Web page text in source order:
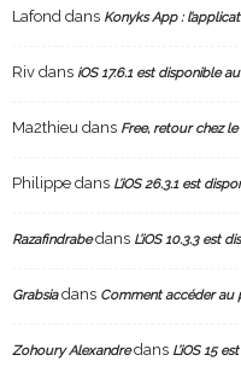
Lafond dans Konyks App :
Riv dans iOS 17.6.1 est disponible
Ma2thieu dans Free, retour chez
Philippe dans L’iOS 26.3.1 est
Razafindrabedans L’iOS 10.3.3 est
Grabsiadans Comment accéder au
Zohoury Alexandredans L’iOS 15